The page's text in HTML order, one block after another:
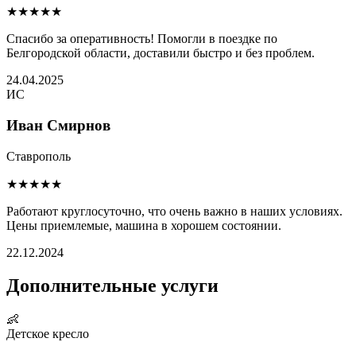
★★★★★
Спасибо за оперативность! Помогли в поездке по
Белгородской области, доставили быстро и без проблем.
24.04.2025
ИС
Иван Смирнов
Ставрополь
★★★★★
Работают круглосуточно, что очень важно в наших условиях.
Цены приемлемые, машина в хорошем состоянии.
22.12.2024
Дополнительные услуги
👶
Детское кресло